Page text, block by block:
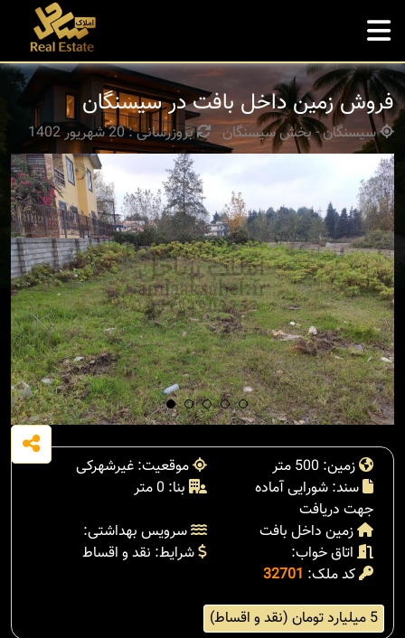
فروش زمین داخل بافت در سیسنگان
سیسنگان - بخش سیسنگان بروزرسانی : 20 شهریور 1402
زمین: 500 متر
موقعیت: غیرشهرکی
سند: شورایی آماده
جهت دریافت
بنا: 0 متر
زمین داخل بافت
سرویس بهداشتی:
اتاق خواب:
شرایط: نقد و اقساط
کد ملک: 32701
5 میلیارد تومان (نقد و اقساط)